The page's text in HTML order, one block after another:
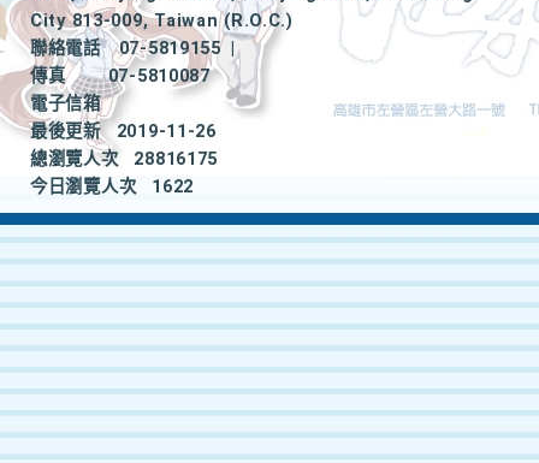
City 813-009, Taiwan (R.O.C.)
聯絡電話
07-5819155
|
傳真
07-5810087
電子信箱
最後更新
2019-11-26
總瀏覽人次
28816175
今日瀏覽人次
1622